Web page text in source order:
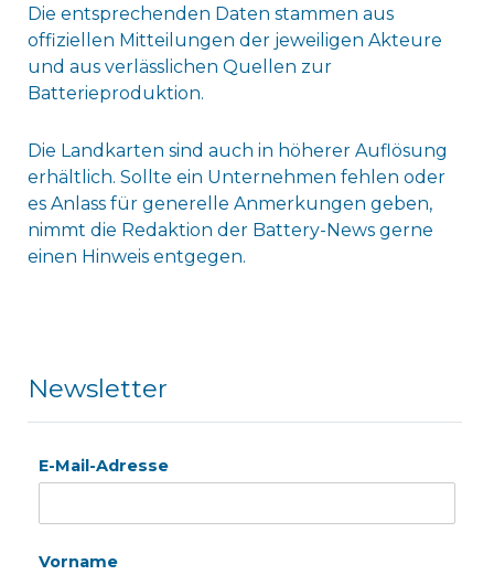
Die entsprechenden Daten stammen aus
offiziellen Mitteilungen der jeweiligen Akteure
und aus verlässlichen Quellen zur
Batterieproduktion.
Die Landkarten sind auch in höherer Auflösung
erhältlich. Sollte ein Unternehmen fehlen oder
es Anlass für generelle Anmerkungen geben,
nimmt die Redaktion der Battery-News gerne
einen Hinweis entgegen.
Newsletter
E-Mail-Adresse
Vorname